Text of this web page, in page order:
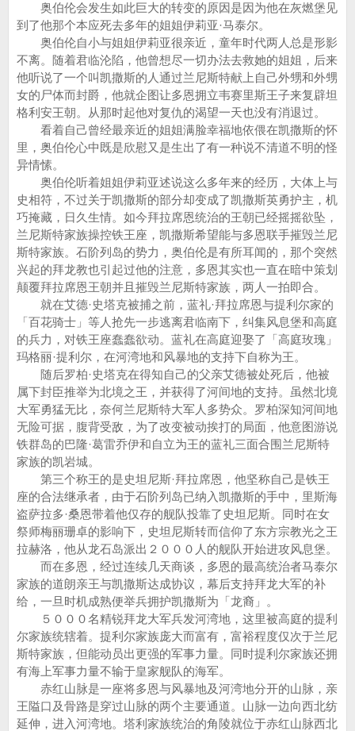
奥伯伦会发生如此巨大的转变的原因是因为他在灰燃堡见
到了他那个本应死去多年的姐姐伊莉亚·马泰尔。
奥伯伦自小与姐姐伊莉亚很亲近，童年时代两人总是形影
不离。随着君临沦陷，他曾想尽一切办法去救她的姐姐，后来
他听说了一个叫凯撒斯的人通过兰尼斯特献上自己外甥和外甥
女的尸体而封爵，他就企图让多恩拥立韦赛里斯王子来复辟坦
格利安王朝。从那时起他对复仇的渴望一天也没有消退过。
看着自己曾经最亲近的姐姐满脸幸福地依偎在凯撒斯的怀
里，奥伯伦心中既是欣慰又是生出了有一种说不清道不明的怪
异情愫。
奥伯伦听着姐姐伊莉亚述说这么多年来的经历，大体上与
史相符，不过关于凯撒斯的部分却变成了凯撒斯英勇护主，机
巧掩藏，日久生情。如今拜拉席恩统治的王朝已经摇摇欲坠，
兰尼斯特家族操控铁王座，凯撒斯希望能与多恩联手摧毁兰尼
斯特家族。石阶列岛的势力，奥伯伦是有所耳闻的，那个突然
兴起的拜龙教也引起过他的注意，多恩其实也一直在暗中策划
颠覆拜拉席恩王朝并且摧毁兰尼斯特家族，两人一拍即合。
就在艾德·史塔克被捕之前，蓝礼·拜拉席恩与提利尔家的
「百花骑士」等人抢先一步逃离君临南下，纠集风息堡和高庭
的兵力，对铁王座蠢蠢欲动。蓝礼在高庭迎娶了「高庭玫瑰」
玛格丽·提利尔，在河湾地和风暴地的支持下自称为王。
随后罗柏·史塔克在得知自己的父亲艾德被处死后，他被
属下封臣推举为北境之王，并获得了河间地的支持。虽然北境
大军勇猛无比，奈何兰尼斯特大军人多势众。罗柏深知河间地
无险可据，腹背受敌，为了改变被动挨打的局面，他意图游说
铁群岛的巴隆·葛雷乔伊和自立为王的蓝礼三面合围兰尼斯特
家族的凯岩城。
第三个称王的是史坦尼斯·拜拉席恩，他坚称自己是铁王
座的合法继承者，由于石阶列岛已纳入凯撒斯的手中，里斯海
盗萨拉多·桑恩带着他仅存的舰队投靠了史坦尼斯。同时在女
祭师梅丽珊卓的影响下，史坦尼斯转而信仰了东方宗教光之王
拉赫洛，他从龙石岛派出２０００人的舰队开始进攻风息堡。
而在多恩，经过连续几天商谈，多恩的最高统治者马泰尔
家族的道朗亲王与凯撒斯达成协议，幕后支持拜龙大军的补
给，一旦时机成熟便举兵拥护凯撒斯为「龙裔」。
５０００名精锐拜龙大军兵发河湾地，这里被高庭的提利
尔家族统辖着。提利尔家族庞大而富有，富裕程度仅次于兰尼
斯特家族，但能动员出更强的军事力量。同时提利尔家族还拥
有海上军事力量不输于皇家舰队的海军。
赤红山脉是一座将多恩与风暴地及河湾地分开的山脉，亲
王隘口及骨路是穿过山脉的两个主要通道。山脉一边向西北纺
延伸，进入河湾地。塔利家族统治的角陵就位于赤红山脉西北